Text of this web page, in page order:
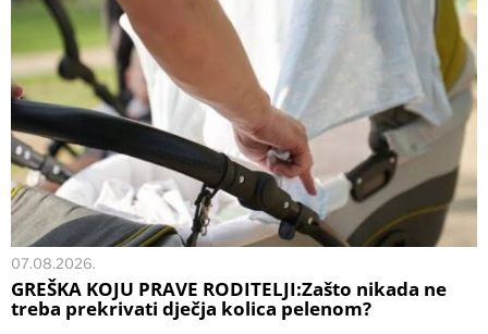
07.08.2026.
GREŠKA KOJU PRAVE RODITELJI:Zašto nikada ne
treba prekrivati dječja kolica pelenom?